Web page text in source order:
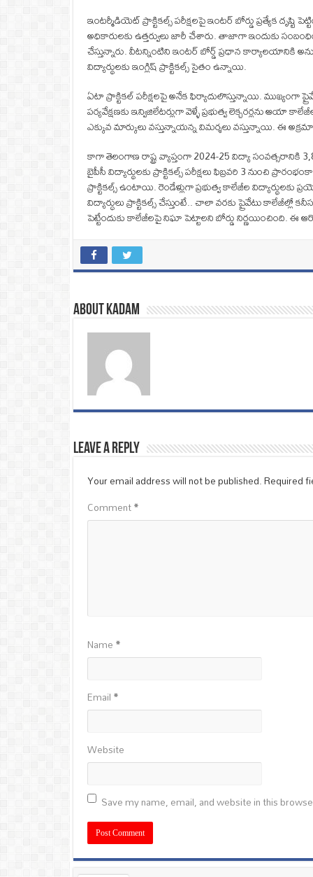
ఇంటర్మీడియెట్‌ ప్రాక్టికల్స్‌ పరీక్షలపై ఇంటర్‌ బోర్డు ప్రత్యేక
అధికారులకు ఉత్తర్వులు జారీ చేశారు. తాజాగా ఇందుకు
చేస్తున్నారు. వీటన్నింటిని ఇంటర్‌ బోర్డ్‌ ప్రధాన కార్యాలయానికి
విద్యార్థులకు ఇంగ్లిష్‌ ప్రాక్టికల్స్‌ సైతం ఉన్నాయి.
ఏటా ప్రాక్టికల్‌ పరీక్షలపై అనేక ఫిర్యాదులొస్తున్నాయి. ముఖ్యంగా
పర్యవేక్షణకు ఇన్విజిలేటర్లుగా వెళ్ళే ప్రభుత్వ లెక్చరర్లను
ఎక్కువ మార్కులు వస్తున్నాయన్న విమర్శలు వస్తున్నాయి. ఈ
కాగా తెలంగాణ రాష్ట్ర వ్యాప్తంగా 2024-25 విద్యా సంవత్సరానికి
బైపీసీ విద్యార్థులకు ప్రాక్టికల్స్‌ పరీక్షలు ఫిబ్రవరి 3 నుంచి
ప్రాక్టికల్స్‌ ఉంటాయి. రెండేళ్లుగా ప్రభుత్వ కాలేజీల
విద్యార్ధులు ప్రాక్టికల్స్‌ చేస్తుంటే.. చాలా వరకు ప్రైవేటు కాలేజీల్లో
పెట్టేందుకు కాలేజీలపై నిఘా పెట్టాలని బోర్డు నిర్ణయించింది.
About Kadam
Leave a Reply
Your email address will not be published.Required
Comment*
Name*
Email*
Website
Save my name, email, and website in this